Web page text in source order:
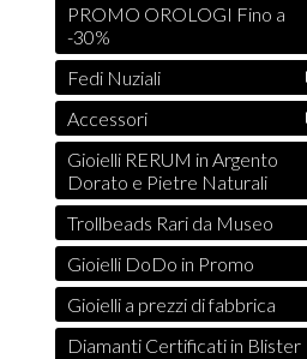
PROMO OROLOGI Fino a
-30%
Fedi Nuziali
Accessori
Gioielli RERUM in Argento
Dorato e Pietre Naturali
Trollbeads Rari da Museo
Gioielli DoDo in Promo
Gioielli a prezzi di fabbrica
Diamanti Certificati in Blister